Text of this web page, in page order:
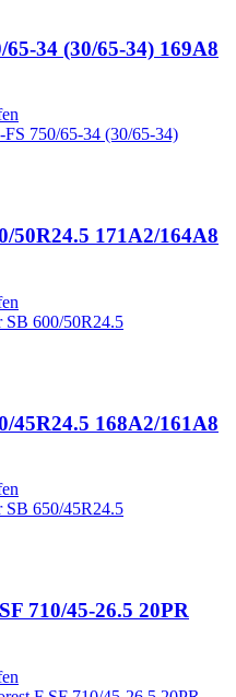
34 (30/65-34) 169A8
50R24.5 171A2/164A8
45R24.5 168A2/161A8
710/45-26.5 20PR